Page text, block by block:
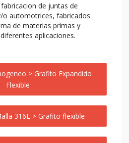
de juntas de
o automotrices, fabricados
de materias primas y
aplicaciones.
> Grafito Expandido
Flexible
316L > Grafito flexible